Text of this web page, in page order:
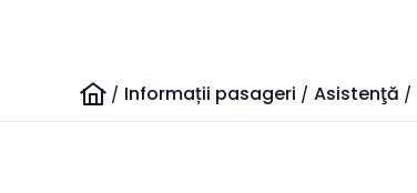
/ Informații pasageri / Asistenţă /